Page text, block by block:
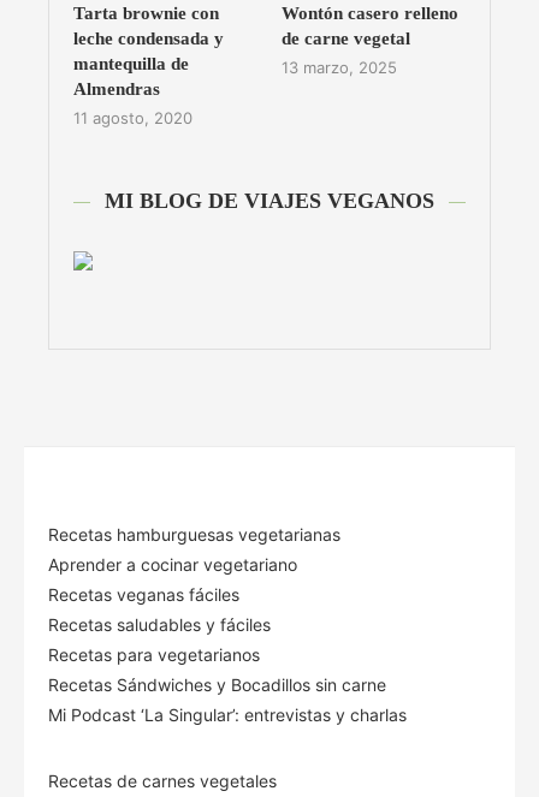
Tarta brownie con
leche condensada y
mantequilla de
Almendras
11 agosto, 2020
Wontón casero relleno
de carne vegetal
13 marzo, 2025
MI BLOG DE VIAJES VEGANOS
Recetas hamburguesas vegetarianas
Aprender a cocinar vegetariano
Recetas veganas fáciles
Recetas saludables y fáciles
Recetas para vegetarianos
Recetas Sándwiches y Bocadillos sin carne
Mi Podcast ‘La Singular’: entrevistas y charlas
Recetas de carnes vegetales